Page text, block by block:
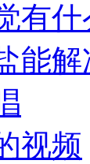
有
能解
视频